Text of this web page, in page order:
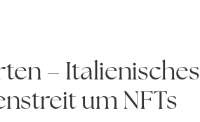
– Italienisches
um NFTs